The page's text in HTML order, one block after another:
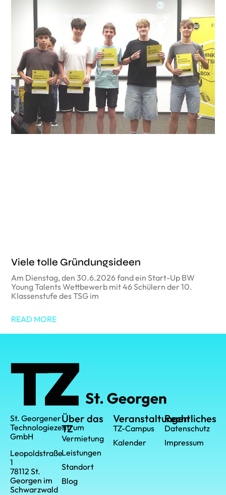
Viele tolle Gründungsideen
Am Dienstag, den 30.6.2026 fand ein Start-Up BW
Young Talents Wettbewerb mit 46 Schülern der 10.
Klassenstufe des TSG im
READ MORE
St. Georgener
Technologiezentrum
GmbH
Leopoldstraße
1
78112 St.
Georgen im
Schwarzwald
Über das
TZ
Vermietung
Leistungen
Standort
Blog
Veranstaltungen
TZ-Campus
Kalender
Rechtliches
Datenschutz
Impressum